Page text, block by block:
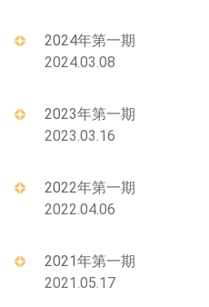
2024年第一期
2024.03.08
2023年第一期
2023.03.16
2022年第一期
2022.04.06
2021年第一期
2021.05.17